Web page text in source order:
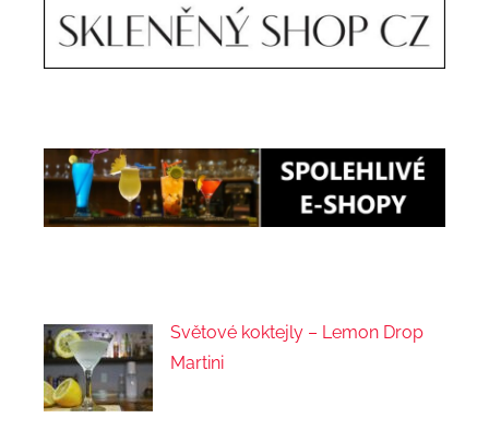
Světové koktejly – Lemon Drop
Martini